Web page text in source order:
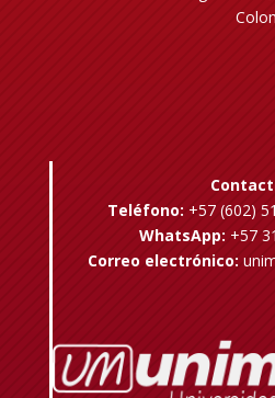
Teléfono: +57 (602)
WhatsApp: +57
Correo electrónico: